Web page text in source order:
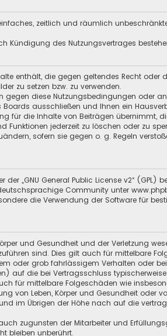
zeitlich und räumlich
Kündigung des Nutzungsvertrages
enthält, die gegen geltendes Recht
zu setzen bzw. zu verwenden.
gegen diese Nutzungsbedingungen oder
ausschließen und Ihnen ein
für die Inhalte von Beiträgen
Funktionen jederzeit zu löschen oder zu
sofern sie gegen o. g. Regeln
der „GNU General Public License v2“ (GPL)
Community unter
die Verwendung der Software für
und Gesundheit und der Verletzung
sind. Dies gilt auch für mittelbare
oder grob fahrlässigem Verhalten oder
auf die bei Vertragsschluss
für mittelbare Folgeschäden wie
von Leben, Körper und Gesundheit
im Übrigen der Höhe nach auf die
zugunsten der Mitarbeiter und
bleiben unberührt.